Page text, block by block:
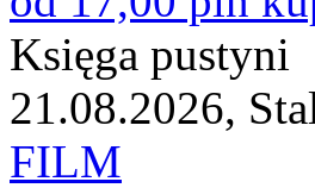
Księga pustyni
21.08.2026,
FILM